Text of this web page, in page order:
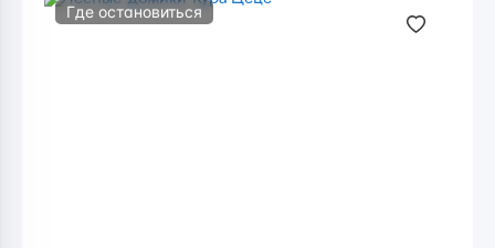
Где остановиться